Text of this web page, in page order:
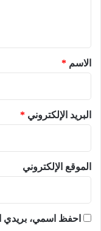
*الاسم *
البريد الإلكتروني *
الموقع الإلكتروني
احفظ اسمي، بريدي